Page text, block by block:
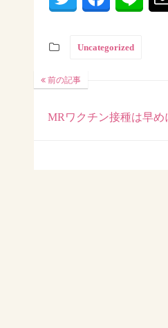
Uncategorized
前の記事
MRワクチン接種は早め